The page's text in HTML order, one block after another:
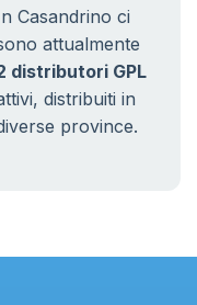
Casandrino ci
attualmente
distributori GPL
distribuiti in
province.